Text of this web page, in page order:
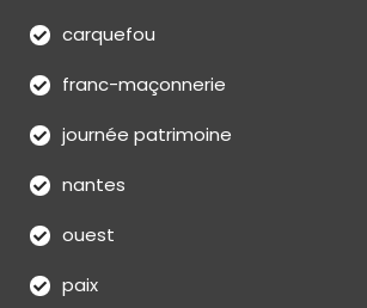
carquefou
franc-maçonnerie
journée patrimoine
nantes
ouest
paix